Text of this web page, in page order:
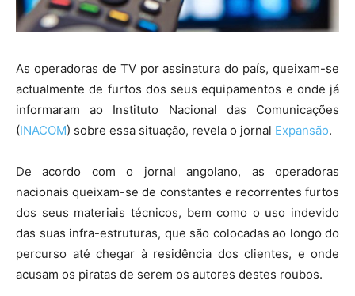
As operadoras de TV por assinatura do país, queixam-se
actualmente de furtos dos seus equipamentos e onde já
informaram ao Instituto Nacional das Comunicações
(INACOM) sobre essa situação, revela o jornal Expansão.
De acordo com o jornal angolano, as operadoras
nacionais queixam-se de constantes e recorrentes furtos
dos seus materiais técnicos, bem como o uso indevido
das suas infra-estruturas, que são colocadas ao longo do
percurso até chegar à residência dos clientes, e onde
acusam os piratas de serem os autores destes roubos.